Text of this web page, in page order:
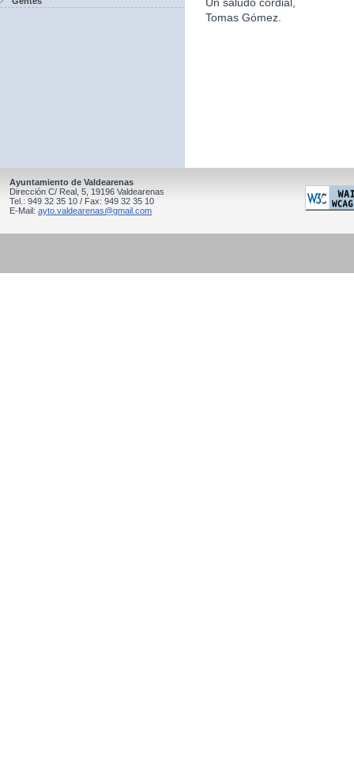
Un saludo cordial,
Tomas Gómez.
Ayuntamiento de Valdearenas
Dirección C/ Real, 5, 19196 Valdearenas
Tel.: 949 32 35 10 / Fax: 949 32 35 10
E-Mail: ayto.valdearenas@gmail.com